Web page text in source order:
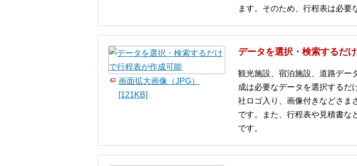
ます。そのため、行程表は必要
画面拡大画像（JPG）
[121KB]
データを選択・検索するだ
観光施設、宿泊施設、道路デー
成は必要なデータを選択するだ
社ロゴ入り、画像付きなどさま
です。また、行程表や見積書な
です。